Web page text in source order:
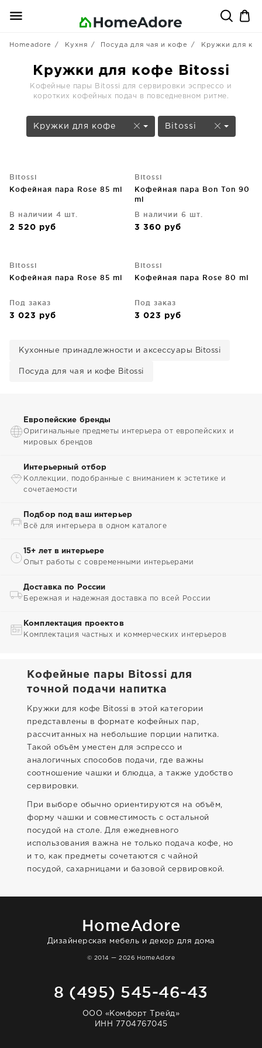
Homeadore Кухня Посуда для чая и кофе Кружки для
Кружки для кофе Bitossi
Кофейные пары Bitossi для сервировки эспрессо и
коротких кофейных подач в повседневном ритме.
Кружки для кофе Bitossi
Bitossi
Кофейная пара Rose 85 ml
В наличии 4 шт.
2 520 руб
Bitossi
Кофейная пара Bon Ton 90
ml
В наличии 6 шт.
3 360 руб
Bitossi
Кофейная пара Rose 85 ml
Под заказ
3 023 руб
Bitossi
Кофейная пара Rose 80 ml
Под заказ
3 023 руб
Кухонные принадлежности и аксессуары Bitossi
Посуда для чая и кофе Bitossi
Европейские бренды
Оригинальные предметы интерьера от европейских и
мировых брендов
Интерьерный отбор
Коллекции, подобранные с вниманием к эстетике и
сочетаемости
Подбор под ваш интерьер
Всё для интерьера в одном каталоге
15+ лет в интерьере
Опыт работы с современными интерьерами
Доставка по России
Бережная и надежная доставка по всей России
Комплектация проектов
Комплектация частных и коммерческих интерьеров
Кофейные пары Bitossi для
точной подачи напитка
Кружки для кофе Bitossi в этой категории
представлены в формате кофейных пар,
рассчитанных на небольшие порции напитка.
Такой объём уместен для эспрессо и
аналогичных способов подачи, где важны
соотношение чашки и блюдца, а также удобство
сервировки.
При выборе обычно ориентируются на объём,
форму чашки и совместимость с остальной
посудой на столе. Для ежедневного
использования важна не только подача кофе, но
и то, как предметы сочетаются с чайной
посудой, сахарницами и базовой сервировкой.
HomeAdore
Дизайнерская мебель и декор для дома
© 2014 — 2026 HomeAdore
8 (495) 545-46-43
ООО «Комфорт Трейд»
ИНН 7704767045